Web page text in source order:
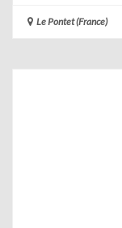
Le Pontet (France)